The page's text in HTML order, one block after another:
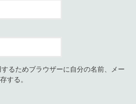
るためブラウザーに自分の名前、メー
する。